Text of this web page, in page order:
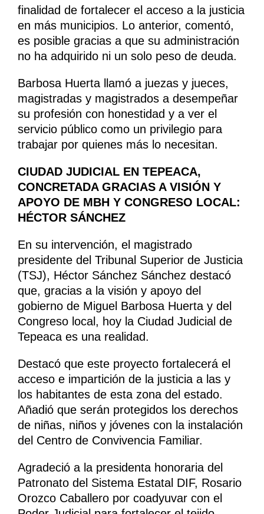
finalidad de fortalecer el acceso a la justicia
en más municipios. Lo anterior, comentó,
es posible gracias a que su administración
no ha adquirido ni un solo peso de deuda.
Barbosa Huerta llamó a juezas y jueces,
magistradas y magistrados a desempeñar
su profesión con honestidad y a ver el
servicio público como un privilegio para
trabajar por quienes más lo necesitan.
CIUDAD JUDICIAL EN TEPEACA,
CONCRETADA GRACIAS A VISIÓN Y
APOYO DE MBH Y CONGRESO LOCAL:
HÉCTOR SÁNCHEZ
En su intervención, el magistrado
presidente del Tribunal Superior de Justicia
(TSJ), Héctor Sánchez Sánchez destacó
que, gracias a la visión y apoyo del
gobierno de Miguel Barbosa Huerta y del
Congreso local, hoy la Ciudad Judicial de
Tepeaca es una realidad.
Destacó que este proyecto fortalecerá el
acceso e impartición de la justicia a las y
los habitantes de esta zona del estado.
Añadió que serán protegidos los derechos
de niñas, niños y jóvenes con la instalación
del Centro de Convivencia Familiar.
Agradeció a la presidenta honoraria del
Patronato del Sistema Estatal DIF, Rosario
Orozco Caballero por coadyuvar con el